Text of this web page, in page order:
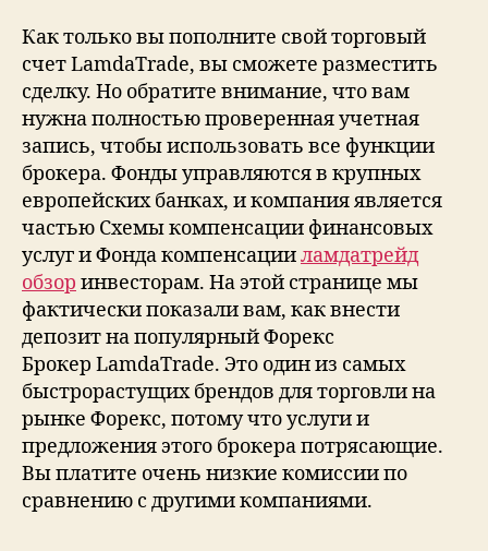
Как только вы пополните свой торговый
счет LamdaTrade, вы сможете разместить
сделку. Но обратите внимание, что вам
нужна полностью проверенная учетная
запись, чтобы использовать все функции
брокера. Фонды управляются в крупных
европейских банках, и компания является
частью Схемы компенсации финансовых
услуг и Фонда компенсацииламдатрейд
обзор инвесторам. На этой странице мы
фактически показали вам, как внести
депозит на популярный Форекс
Брокер LamdaTrade. Это один из самых
быстрорастущих брендов для торговли на
рынке Форекс, потому что услуги и
предложения этого брокера потрясающие.
Вы платите очень низкие комиссии по
сравнению с другими компаниями.